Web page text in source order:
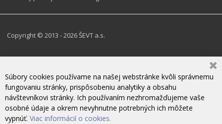
Copyright © 2013 - 2026 ŠEVT a.s.
Súbory cookies používame na našej webstránke kvôli správnemu
fungovaniu stránky, prispôsobeniu analytiky a obsahu
návštevníkovi stránky. Ich používaním nezhromažďujeme vaše
osobné údaje a okrem nevyhnutne potrebných ich môžete
vypnúť. Viac informácií o cookies.